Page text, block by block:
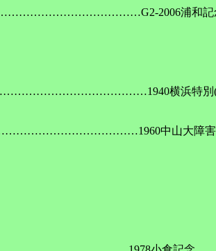
2006浦和記
横浜特別(春) 目黒
中山大障害(春)